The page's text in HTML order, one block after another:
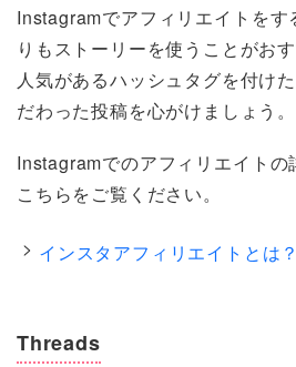
Instagramでアフィリエイトをす
りもストーリーを使うことがおす
人気があるハッシュタグを付け
だわった投稿を心がけましょう。
Instagramでのアフィリエイトの
こちらをご覧ください。
インスタアフィリエイトとは？
Threads